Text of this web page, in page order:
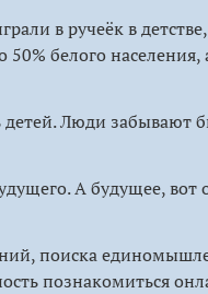
в ручеёк в
белого населения,
детей. Люди забывают
А будущее, вот
поиска
познакомиться